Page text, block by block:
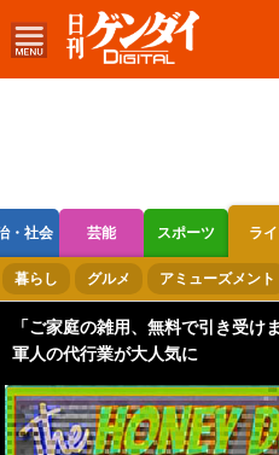
・社会 芸能 スポーツ ラ
ボートレース 競輪 オートレース
暮らし グルメ アミューズメント
「ご家庭の雑用、無料で引き受
軍人の代行業が大人気に